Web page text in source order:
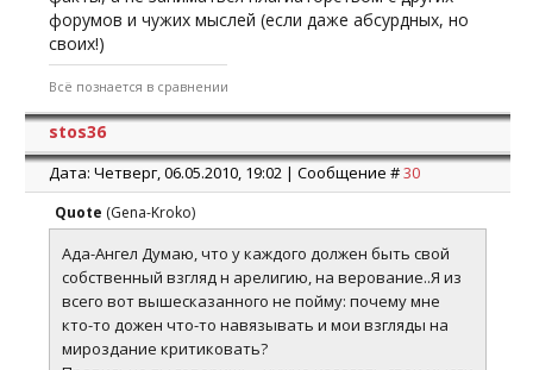
форумов и чужих мыслей (если даже абсурдных, но
своих!)
Всё познается в сравнении
stos36
Дата: Четверг, 06.05.2010, 19:02 | Сообщение #30
Quote (Gena-Kroko)
Ада-Ангел Думаю, что у каждого должен быть свой
собственный взгляд н арелигию, на верование..Я из
всего вот вышесказанного не пойму: почему мне
кто-то дожен что-то навязывать и мои взгляды на
мироздание критиковать?